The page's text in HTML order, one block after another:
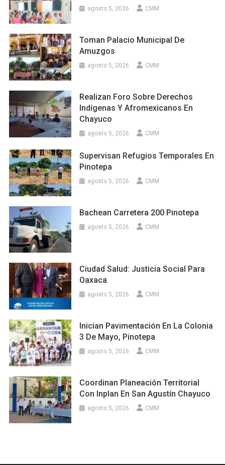
agosto 5, 2026 CMM
Toman Palacio Municipal De
Amuzgos
agosto 5, 2026 CMM
Realizan Foro Sobre Derechos
Indígenas Y Afromexicanos En
Chayuco
agosto 5, 2026 CMM
Supervisan Refugios Temporales En
Pinotepa
agosto 5, 2026 CMM
Bachean Carretera 200 Pinotepa
agosto 5, 2026 CMM
Ciudad Salud: Justicia Social Para
Oaxaca
agosto 5, 2026 CMM
Inician Pavimentación En La Colonia
3 De Mayo, Pinotepa
agosto 5, 2026 CMM
Coordinan Planeación Territorial
Con Inplan En San Agustín Chayuco
agosto 5, 2026 CMM